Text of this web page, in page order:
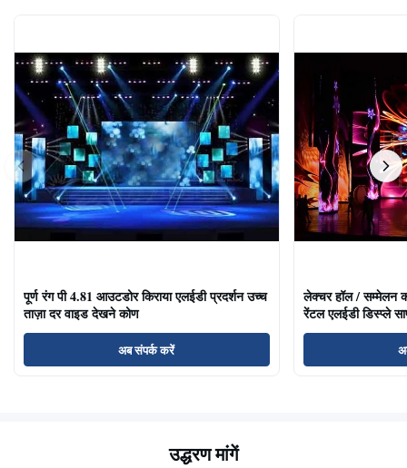
पूर्ण रंग पी 4.81 आउटडोर किराया एलईडी प्रदर्शन उच्च
ताज़ा दर वाइड देखने कोण
अब संपर्क करें
लेक्चर हॉल / सम्मेलन
रेंटल एलईडी डिस्प्ले
उद्धरण मांगें